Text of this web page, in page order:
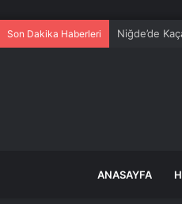
Son Dakika Haberleri Niğde’de
ANASAYFA